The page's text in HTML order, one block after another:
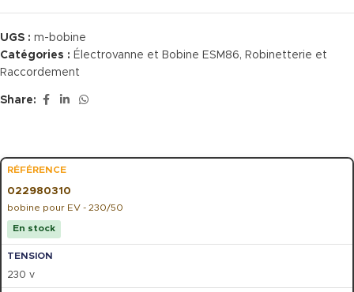
UGS : m-bobine
Catégories : Électrovanne et Bobine ESM86, Robinetterie et
Raccordement
Share:
022980310
bobine pour EV - 230/50
En stock
230 v